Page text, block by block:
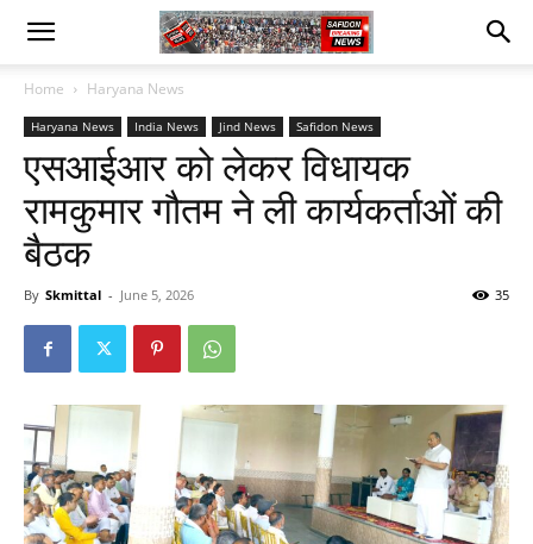
Home Haryana News
Haryana News India News Jind News Safidon News
एसआईआर को लेकर विधायक
रामकुमार गौतम ने ली कार्यकर्ताओं की
बैठक
By Skmittal - June 5, 2026 35